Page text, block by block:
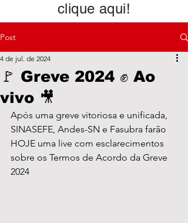
clique aqui!
Post
🚩 Greve 2024 ✊ Ao
vivo 🎥
4 de jul. de 2024
Após uma greve vitoriosa e unificada,
SINASEFE, Andes-SN e Fasubra farão
HOJE uma live com esclarecimentos
sobre os Termos de Acordo da Greve
2024